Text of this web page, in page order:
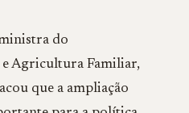
do
Agricultura Familiar,
que a ampliação